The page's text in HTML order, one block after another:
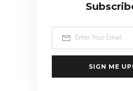
SIGN ME UP!